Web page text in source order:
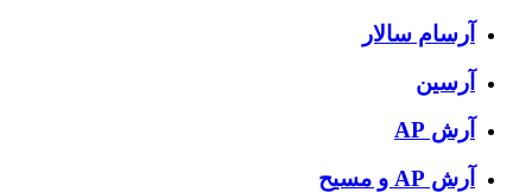
آرسام سالار
آرسین
آرش AP
آرش AP و مسیح